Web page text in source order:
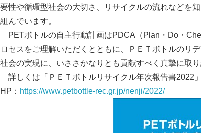
要性や循環型社会の大切さ、リサイクルの流れなどを
組んでいます。
PETボトルの自主行動計画はPDCA（Plan・Do・
ロセスをご理解いただくとともに、ＰＥＴボトルのリ
社会の実現に、いささかなりとも貢献すべく真摯に取り
詳しくは「ＰＥＴボトルリサイクル年次報告書2022
HP： https://www.petbottle-rec.gr.jp/nenji/2022/